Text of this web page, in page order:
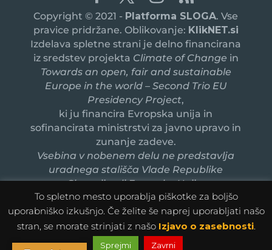
Copyright © 2021 - Platforma SLOGA. Vse
pravice pridržane. Oblikovanje: KlikNET.si
Izdelava spletne strani je delno financirana
iz sredstev projekta Climate of Change in
Towards an open, fair and sustainable
Europe in the world – Second Trio EU
Presidency Project,
ki ju financira Evropska unija in
sofinancirata ministrstvi za javno upravo in
zunanje zadeve.
Vsebina v nobenem delu ne predstavlja
uradnega stališča Vlade Republike
Slovenije ali Evropske Unije.
To spletno mesto uporablja piškotke za boljšo
uporabniško izkušnjo. Če želite še naprej uporabljati našo
stran, se morate strinjati z našo Izjavo o zasebnosti.
Sprejmi Zavrni